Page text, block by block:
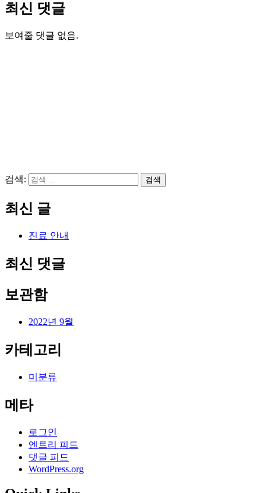
최신 댓글
보여줄 댓글 없음.
검색: 검색
최신 글
진료 안내
최신 댓글
보관함
2022년 9월
카테고리
미분류
메타
로그인
엔트리 피드
댓글 피드
WordPress.org